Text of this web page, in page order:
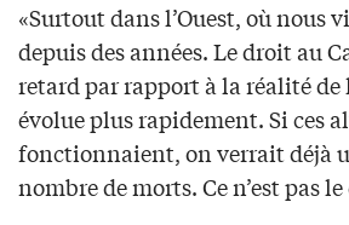
«Surtout dans l’Ouest, où nous
depuis des années. Le droit au
retard par rapport à la réalité de
évolue plus rapidement. Si ces
fonctionnaient, on verrait déjà
nombre de morts. Ce n’est pas le